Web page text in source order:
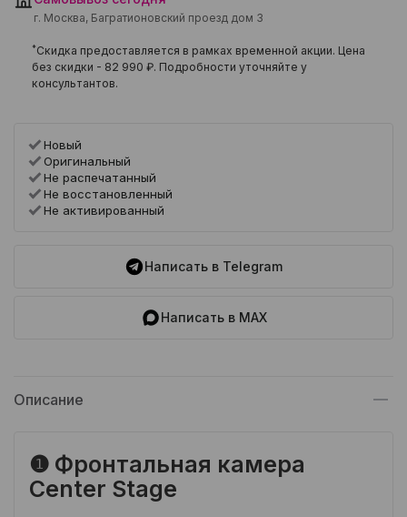
г. Москва, Багратионовский проезд дом 3
*Скидка предоставляется в рамках временной акции. Цена
без скидки - 82 990 ₽. Подробности уточняйте у
консультантов.
Новый
Оригинальный
Не распечатанный
Не восстановленный
Не активированный
Написать в Telegram
Написать в MAX
Описание
❶ Фронтальная камера
Center Stage